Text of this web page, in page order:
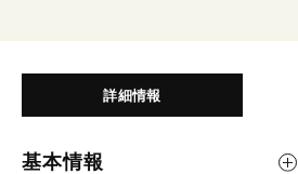
詳細情報
基本情報